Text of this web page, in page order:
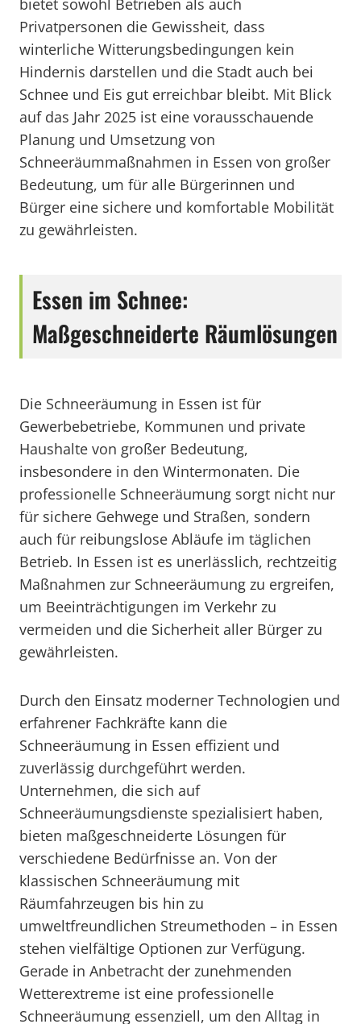
bietet sowohl Betrieben als auch
Privatpersonen die Gewissheit, dass
winterliche Witterungsbedingungen kein
Hindernis darstellen und die Stadt auch bei
Schnee und Eis gut erreichbar bleibt. Mit Blick
auf das Jahr 2025 ist eine vorausschauende
Planung und Umsetzung von
Schneeräummaßnahmen in Essen von großer
Bedeutung, um für alle Bürgerinnen und
Bürger eine sichere und komfortable Mobilität
zu gewährleisten.
Essen im Schnee:
Maßgeschneiderte Räumlösungen
Die Schneeräumung in Essen ist für
Gewerbebetriebe, Kommunen und private
Haushalte von großer Bedeutung,
insbesondere in den Wintermonaten. Die
professionelle Schneeräumung sorgt nicht nur
für sichere Gehwege und Straßen, sondern
auch für reibungslose Abläufe im täglichen
Betrieb. In Essen ist es unerlässlich, rechtzeitig
Maßnahmen zur Schneeräumung zu ergreifen,
um Beeinträchtigungen im Verkehr zu
vermeiden und die Sicherheit aller Bürger zu
gewährleisten.
Durch den Einsatz moderner Technologien und
erfahrener Fachkräfte kann die
Schneeräumung in Essen effizient und
zuverlässig durchgeführt werden.
Unternehmen, die sich auf
Schneeräumungsdienste spezialisiert haben,
bieten maßgeschneiderte Lösungen für
verschiedene Bedürfnisse an. Von der
klassischen Schneeräumung mit
Räumfahrzeugen bis hin zu
umweltfreundlichen Streumethoden – in Essen
stehen vielfältige Optionen zur Verfügung.
Gerade in Anbetracht der zunehmenden
Wetterextreme ist eine professionelle
Schneeräumung essenziell, um den Alltag in